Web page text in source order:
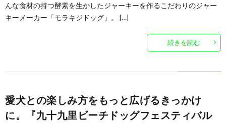
んな食材の持つ酵素を生かしたジャーキーを作るこだわりのジャー
キーメーカー「モラキジドッグ」。 […]
続きを読む
愛犬との楽しみ方をもっと広げるきっかけ
に。『九十九里ビーチドッグフェスティバル